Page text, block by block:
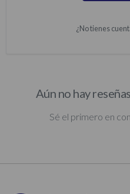
¿No tienes
Aún no hay
Sé el primero en